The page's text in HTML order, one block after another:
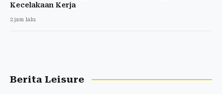
Kecelakaan Kerja
2 jam lalu
Berita Leisure